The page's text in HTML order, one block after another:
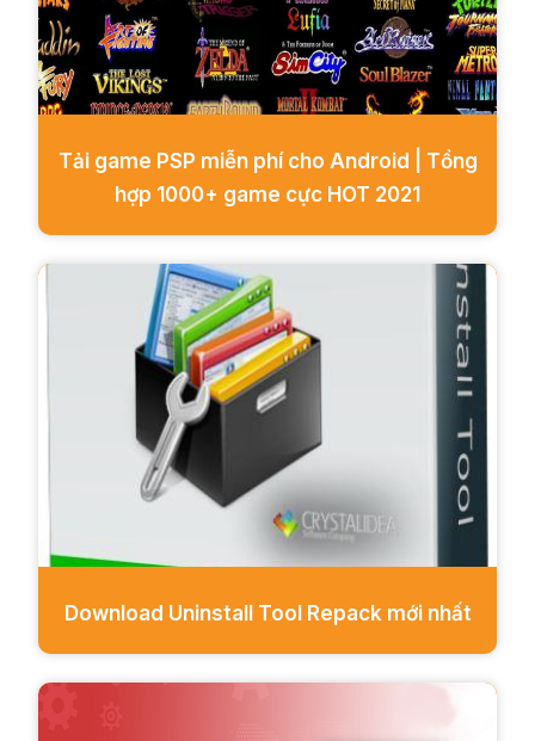
Tải game PSP miễn phí cho Android | Tổng
hợp 1000+ game cực HOT 2021
Download Uninstall Tool Repack mới nhất